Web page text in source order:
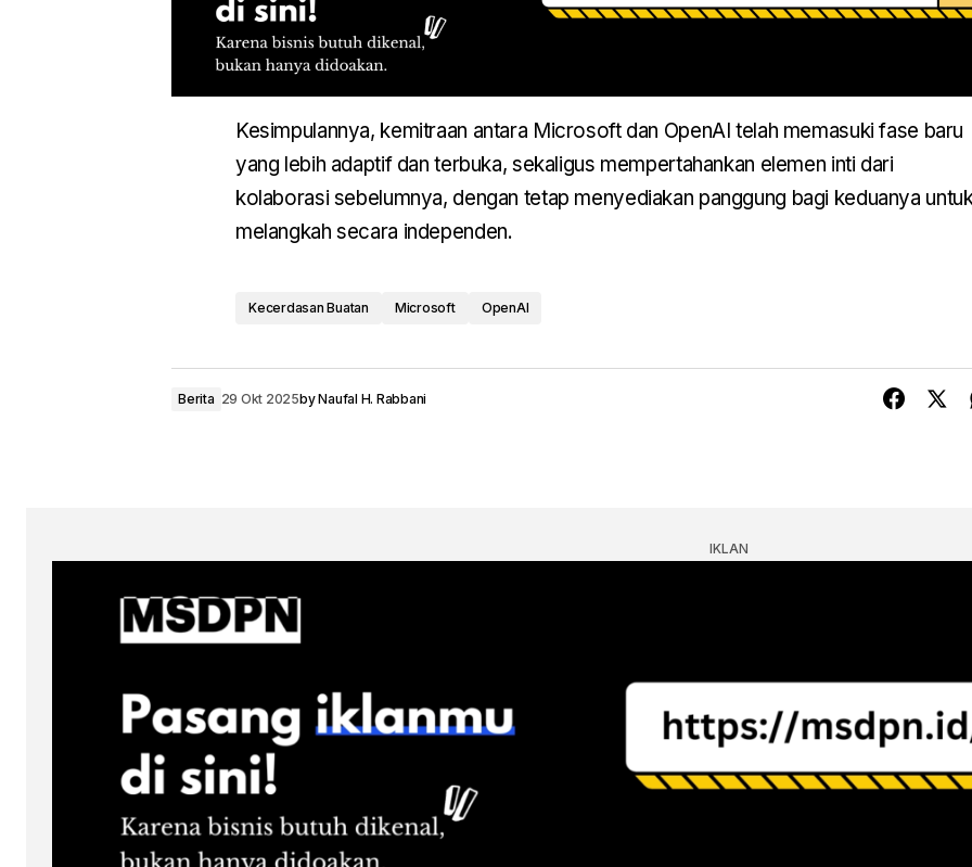
Kesimpulannya, kemitraan antara Microsoft dan OpenAI telah memasuki fase baru
yang lebih adaptif dan terbuka, sekaligus mempertahankan elemen inti dari
kolaborasi sebelumnya, dengan tetap menyediakan panggung bagi keduanya
melangkah secara independen.
Kecerdasan Buatan Microsoft OpenAI
Berita 29 Okt 2025byNaufal H. Rabbani